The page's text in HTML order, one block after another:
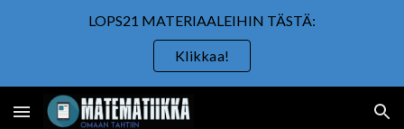
LOPS21 MATERIAALEIHIN TÄSTÄ:
Klikkaa!